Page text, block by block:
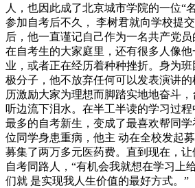
人，也因此成了北京城市学院的一位“名
参加自考后不久， 李树君就向学校提
后，他一直谨记自己作为一名共产党员
在自考生的大家庭里，还有很多人像
业，或者正在经历着种种挫折。身为
极分子，他不放弃任何可以发表演讲
历激励大家为理想而脚踏实地地奋斗
听边流下泪水。在半工半读的学习过
最多的自考新生，变成了最喜欢帮同
位同学身患重病，他主 动在全校发起
募集了两万多元医药费。直到现在，
自考同路人，“有机会我就想在学习上
们就 是实现我人生价值的最好方式。”